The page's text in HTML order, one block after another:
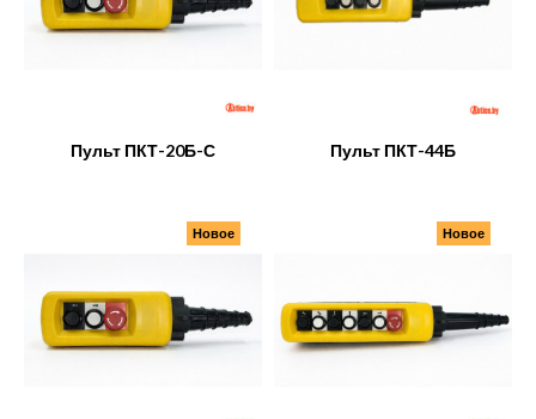
Пульт ПКТ-20Б-С Пульт ПКТ-44Б
Новое Новое